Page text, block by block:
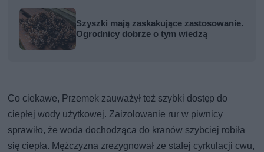
Szyszki mają zaskakujące zastosowanie.
Ogrodnicy dobrze o tym wiedzą
Co ciekawe, Przemek zauważył też szybki dostęp do
ciepłej wody użytkowej. Zaizolowanie rur w piwnicy
sprawiło, że woda dochodząca do kranów szybciej robiła
się ciepła. Mężczyzna zrezygnował ze stałej cyrkulacji cwu,